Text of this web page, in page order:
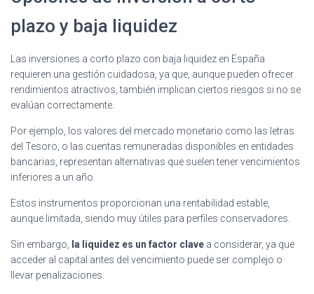
plazo y baja liquidez
Las inversiones a corto plazo con baja liquidez en España
requieren una gestión cuidadosa, ya que, aunque pueden ofrecer
rendimientos atractivos, también implican ciertos riesgos si no se
evalúan correctamente.
Por ejemplo, los valores del mercado monetario como las letras
del Tesoro, o las cuentas remuneradas disponibles en entidades
bancarias, representan alternativas que suelen tener vencimientos
inferiores a un año.
Estos instrumentos proporcionan una rentabilidad estable,
aunque limitada, siendo muy útiles para perfiles conservadores.
Sin embargo, la liquidez es un factor clave a considerar, ya que
acceder al capital antes del vencimiento puede ser complejo o
llevar penalizaciones.